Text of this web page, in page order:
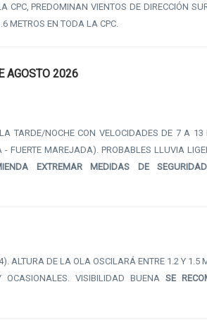
PREDOMINAN VIENTOS DE DIRECCIÓN
METROS EN TODA LA CPC.
AGOSTO 2026
TARDE/NOCHE CON VELOCIDADES DE 7 A 13
FUERTE MAREJADA). PROBABLES LLUVIA
EXTREMAR MEDIDAS DE
ALTURA DE LA OLA OSCILARÁ ENTRE 1.2 Y 1.5
VISIBILIDAD BUENA SE